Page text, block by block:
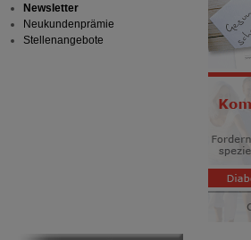
Newsletter
Neukundenprämie
Stellenangebote